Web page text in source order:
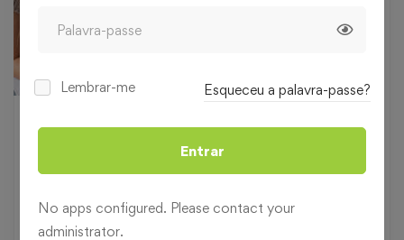
99 €
Nível
Lembrar-me Esqueceu a palavra-passe?
Entrar
No apps configured. Please contact your
administrator.